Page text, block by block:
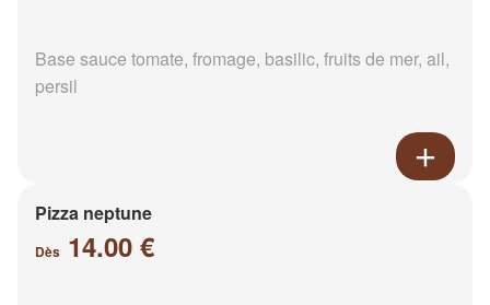
Base sauce tomate, fromage, basilic, fruits de mer, ail,
persil
Pizza neptune
Dès 14.00 €